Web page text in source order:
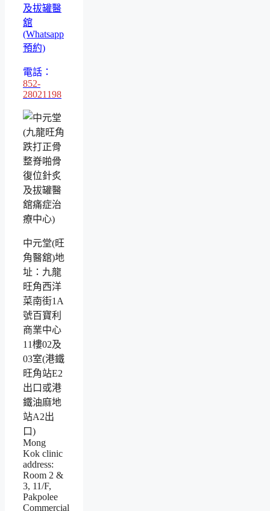
及拔罐醫
舘
(Whatsapp
預約)
電話：
852-
28021198
中元堂(旺
角醫舘)地
址：九龍
旺角西洋
菜南街1A
號百寶利
商業中心
11樓02及
03室(港鐵
旺角站E2
出口或港
鐵油麻地
站A2出
口)
Mong
Kok clinic
address:
Room 2 &
3, 11/F,
Pakpolee
Commercial